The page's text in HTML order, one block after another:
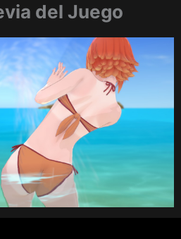
la estadística de
final de la semana).
los eventos aleatorios se
(hasta el final de la
semana).
to us : te da visión de
del Juego